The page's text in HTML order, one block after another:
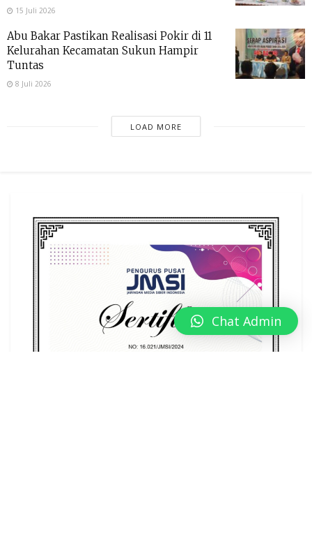
15 Juli 2026
Abu Bakar Pastikan Realisasi Pokir di 11
Kelurahan Kecamatan Sukun Hampir
Tuntas
8 Juli 2026
LOAD MORE
Chat Admin